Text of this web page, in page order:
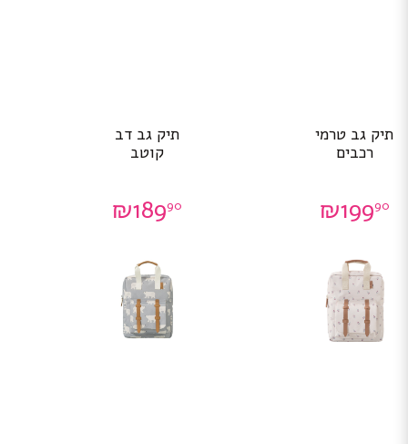
תיק גב טרמי
רכבים
₪19990
תיק גב דב
קוטב
₪18990